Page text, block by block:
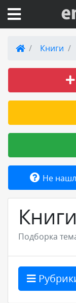
Вход на
Поиск по
Справка
Товары и
Добавить
Книги
Не
Книги
Подборка